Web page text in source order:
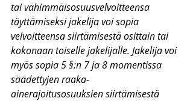
tai vähimmäisosuusvelvoitteensa
täyttämiseksi jakelija voi sopia
velvoitteensa siirtämisestä osittain tai
kokonaan toiselle jakelijalle. Jakelija voi
myös sopia 5 §:n 7 ja 8 momentissa
säädettyjen raaka-
ainerajoitusosuuksien siirtämisestä